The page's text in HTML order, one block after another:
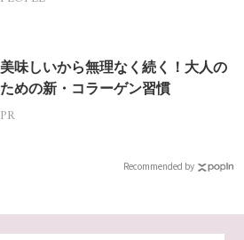
美味しいから無理なく続く！大人の
ための新・コラーゲン習慣
PR
Recommended by